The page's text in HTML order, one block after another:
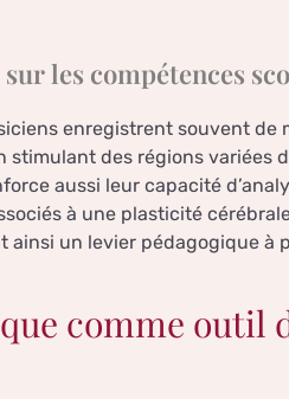
les compétences
enregistrent souvent
stimulant des régions variées
aussi leur capacité
à une plasticité
ainsi un levier pédagogique à
comme outil